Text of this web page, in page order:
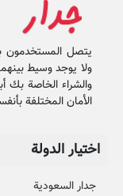
يتصل
ولا يوجد وسيط
والشراء الخاصة بك
الأمان المختلفة
اختيار الدولة
جدار السعودية